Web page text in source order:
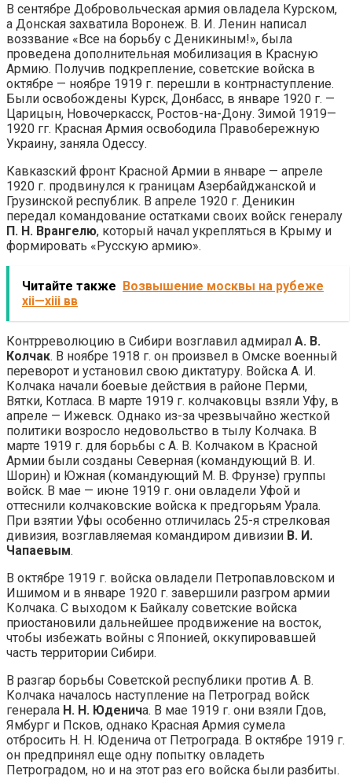
В сентябре Добровольческая армия овладела Курском,
а Донская захватила Воронеж. В. И. Ленин написал
воззвание «Все на борьбу с Деникиным!», была
проведена дополнительная мобилизация в Красную
Армию. Получив подкрепление, советские войска в
октябре — ноябре 1919 г. перешли в контрнаступление.
Были освобождены Курск, Донбасс, в январе 1920 г. —
Царицын, Новочеркасск, Ростов-на-Дону. Зимой 1919—
1920 гг. Красная Армия освободила Правобережную
Украину, заняла Одессу.
Кавказский фронт Красной Армии в январе — апреле
1920 г. продвинулся к границам Азербайджанской и
Грузинской республик. В апреле 1920 г. Деникин
передал командование остатками своих войск генералу
П. Н. Врангелю, который начал укрепляться в Крыму и
формировать «Русскую армию».
Читайте также Возвышение москвы на рубеже
хii—xiii вв
Контрреволюцию в Сибири возглавил адмирал А. В.
Колчак. В ноябре 1918 г. он произвел в Омске военный
переворот и установил свою диктатуру. Войска А. И.
Колчака начали боевые действия в районе Перми,
Вятки, Котласа. В марте 1919 г. колчаковцы взяли Уфу, в
апреле — Ижевск. Однако из-за чрезвычайно жесткой
политики возросло недовольство в тылу Колчака. В
марте 1919 г. для борьбы с А. В. Колчаком в Красной
Армии были созданы Северная (командующий В. И.
Шорин) и Южная (командующий М. В. Фрунзе) группы
войск. В мае — июне 1919 г. они овладели Уфой и
оттеснили колчаковские войска к предгорьям Урала.
При взятии Уфы особенно отличилась 25-я стрелковая
дивизия, возглавляемая командиром дивизии В. И.
Чапаевым.
В октябре 1919 г. войска овладели Петропавловском и
Ишимом и в январе 1920 г. завершили разгром армии
Колчака. С выходом к Байкалу советские войска
приостановили дальнейшее продвижение на восток,
чтобы избежать войны с Японией, оккупировавшей
часть территории Сибири.
В разгар борьбы Советской республики против А. В.
Колчака началось наступление на Петроград войск
генерала Н. Н. Юденича. В мае 1919 г. они взяли Гдов,
Ямбург и Псков, однако Красная Армия сумела
отбросить Н. Н. Юденича от Петрограда. В октябре 1919 г.
он предпринял еще одну попытку овладеть
Петроградом, но и на этот раз его войска были разбиты.